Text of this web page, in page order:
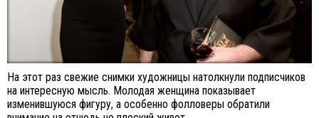
На этот раз свежие снимки художницы натолкнули подписчиков
на интересную мысль. Молодая женщина показывает
изменившуюся фигуру, а особенно фолловеры обратили